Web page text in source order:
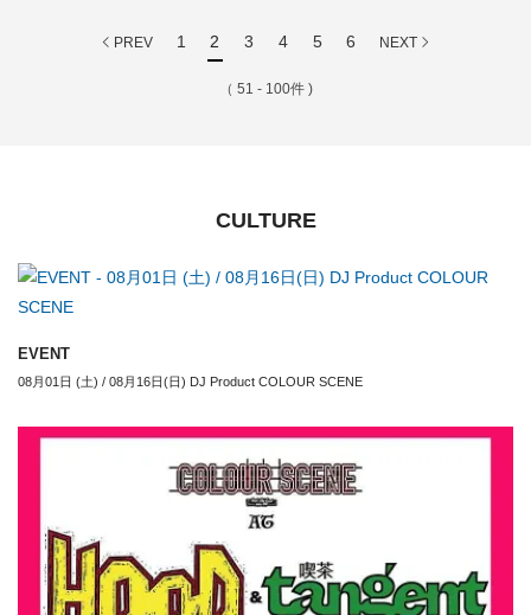
PREV 1 2 3 4 5 6 NEXT
（ 51 - 100件 )
CULTURE
EVENT
08月01日 (土) / 08月16日(日) DJ Product COLOUR SCENE